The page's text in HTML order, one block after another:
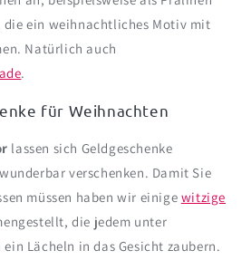
ein weihnachtliches Motiv mit
Natürlich auch
.
für Weihnachten
lassen sich Geldgeschenke
verschenken. Damit Sie
müssen haben wir einige witzige
die jedem unter
ein Lächeln in das Gesicht zaubern.